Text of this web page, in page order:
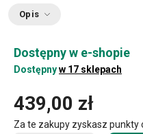
Opis
Dostępny w e-shopie
Dostępnyw 17 sklepach
439,00 zł
Za te zakupy zyskasz punkty